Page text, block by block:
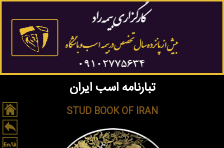
تبارنامه اسب ایران
STUD BOOK OF IRAN